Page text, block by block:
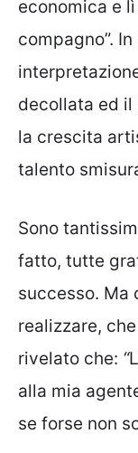
economica e
compagno”.
decollata ed
la crescita
talento
Sono
fatto, tutte
successo. Ma
realizzare,
rivelato che: “
alla mia
se forse non